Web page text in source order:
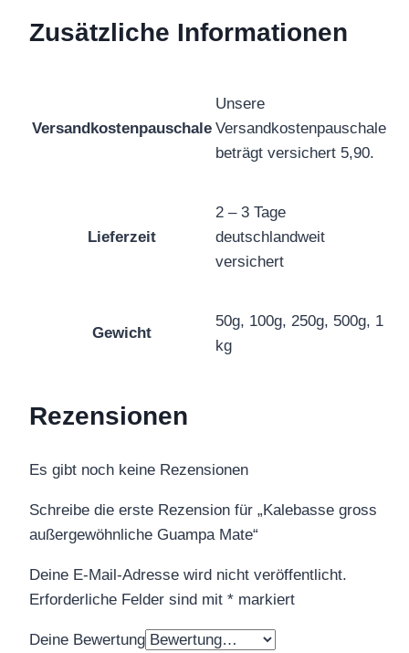
Zusätzliche Informationen
Versandkostenpauschale
Unsere
Versandkostenpauschale
beträgt versichert 5,90.
Lieferzeit
2 – 3 Tage
deutschlandweit
versichert
Gewicht
50g, 100g, 250g, 500g, 1
kg
Rezensionen
Es gibt noch keine Rezensionen
Schreibe die erste Rezension für „Kalebasse gross
außergewöhnliche Guampa Mate“
Deine E-Mail-Adresse wird nicht veröffentlicht.
Erforderliche Felder sind mit * markiert
Deine Bewertung